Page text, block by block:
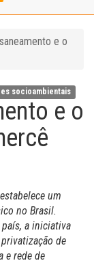
e o
socioambientais
e o
um
no Brasil.
país, a iniciativa
de
e rede de